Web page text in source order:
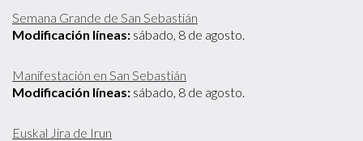
Semana Grande de San Sebastián
Modificación líneas: sábado, 8 de agosto.
Manifestación en San Sebastián
Modificación líneas: sábado, 8 de agosto.
Euskal Jira de Irun